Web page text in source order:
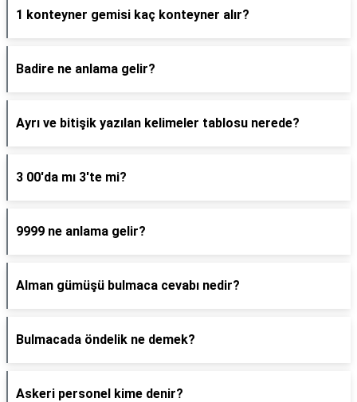
1 konteyner gemisi kaç konteyner alır?
Badire ne anlama gelir?
Ayrı ve bitişik yazılan kelimeler tablosu nerede?
3 00'da mı 3'te mi?
9999 ne anlama gelir?
Alman gümüşü bulmaca cevabı nedir?
Bulmacada öndelik ne demek?
Askeri personel kime denir?